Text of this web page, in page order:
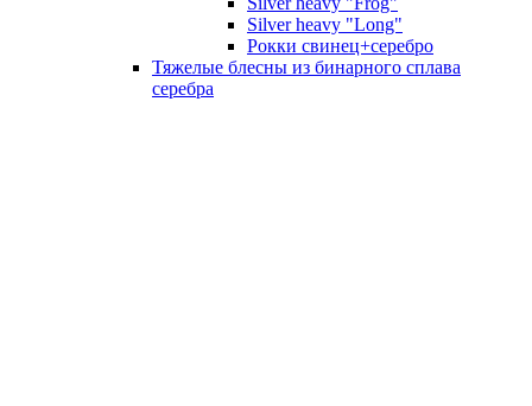
Silver heavy "Long"
Рокки свинец+серебро
Тяжелые блесны из бинарного сплава
серебра